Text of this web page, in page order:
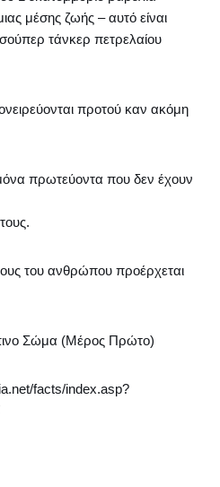
μέσης ζωής – αυτό είναι
τάνκερ πετρελαίου
προτού καν ακόμη
πρωτεύοντα που δεν έχουν
του ανθρώπου προέρχεται
Σώμα (Μέρος Πρώτο)
facts/index.asp?